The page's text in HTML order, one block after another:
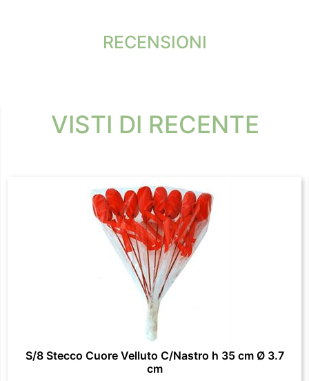
RECENSIONI
VISTI DI RECENTE
S/8 Stecco Cuore Velluto C/Nastro h 35 cm Ø 3.7
cm